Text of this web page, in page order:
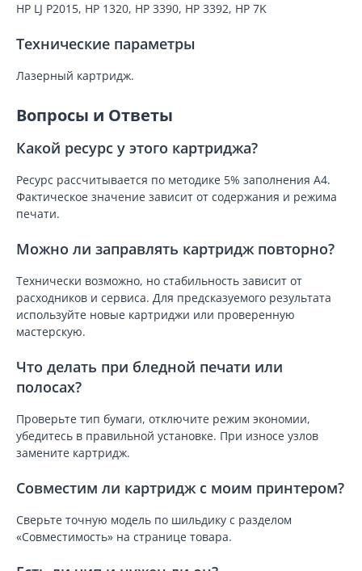
HP LJ P2015, HP 1320, HP 3390, HP 3392, HP 7K
Технические параметры
Лазерный картридж.
Вопросы и Ответы
Какой ресурс у этого картриджа?
Ресурс рассчитывается по методике 5% заполнения A4.
Фактическое значение зависит от содержания и режима
печати.
Можно ли заправлять картридж повторно?
Технически возможно, но стабильность зависит от
расходников и сервиса. Для предсказуемого результата
используйте новые картриджи или проверенную
мастерскую.
Что делать при бледной печати или
полосах?
Проверьте тип бумаги, отключите режим экономии,
убедитесь в правильной установке. При износе узлов
замените картридж.
Совместим ли картридж с моим принтером?
Сверьте точную модель по шильдику с разделом
«Совместимость» на странице товара.